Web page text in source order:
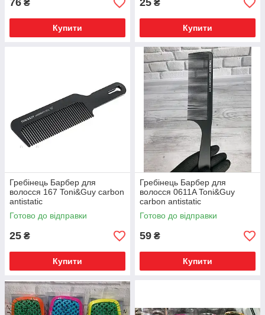
76 ₴
Купити
25 ₴
Купити
Гребінець Барбер для
волосся 167 Toni&Guy carbon
antistatic
Готово до відправки
25 ₴
Купити
Гребінець Барбер для
волосся 0611A Toni&Guy
carbon antistatic
Готово до відправки
59 ₴
Купити